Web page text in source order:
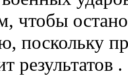
чтобы
поскольку
результатов .